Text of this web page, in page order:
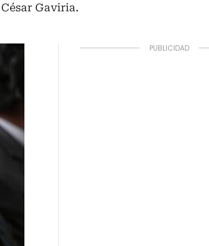
Gaviria.